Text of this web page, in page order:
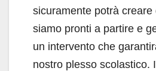
sicuramente potrà creare
siamo pronti a partire e
un intervento che
nostro plesso scolastico.